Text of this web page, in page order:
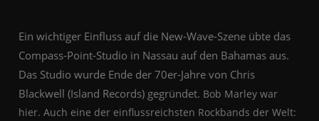
Ein wichtiger Einfluss auf die New-Wave-Szene übte das
Compass-Point-Studio in Nassau auf den Bahamas aus.
Das Studio wurde Ende der 70er-Jahre von Chris
Blackwell (Island Records) gegründet. Bob Marley war
hier. Auch eine der einflussreichsten Rockbands der Welt: